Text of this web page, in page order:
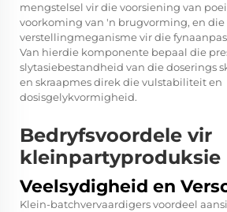
mengstelsel vir die voorsiening van
voorkoming van 'n brugvorming, en die
verstellingmeganisme vir die
Van hierdie komponente bepaal die
slytasiebestandheid van die doserings
en skraapmes direk die vulstabiliteit en
dosisgelykvormigheid.
Bedryfsvoordele vir
kleinpartyproduksie
Veelsydigheid en
Klein-batchvervaardigers voordeel